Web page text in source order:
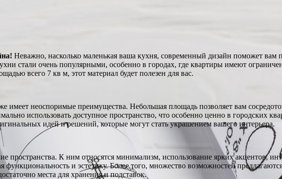
Неважно, насколько маленькая ваша кухня, современный дизайн поможет вам
стали очень популярными, особенно в городах, где квартиры имеют
всего 7 кв м, этот материал будет полезен для вас.
имеет неоспоримые преимущества. Небольшая площадь позволяет вам
использовать доступное пространство, что особенно ценно в городских
идей и решений, которые могут стать украшением вашего интерьера.
пространства. К ним относятся минимализм, использование ярких акцентов,
и эстетику. Более того, множество возможностей
места для хранения и подставок.